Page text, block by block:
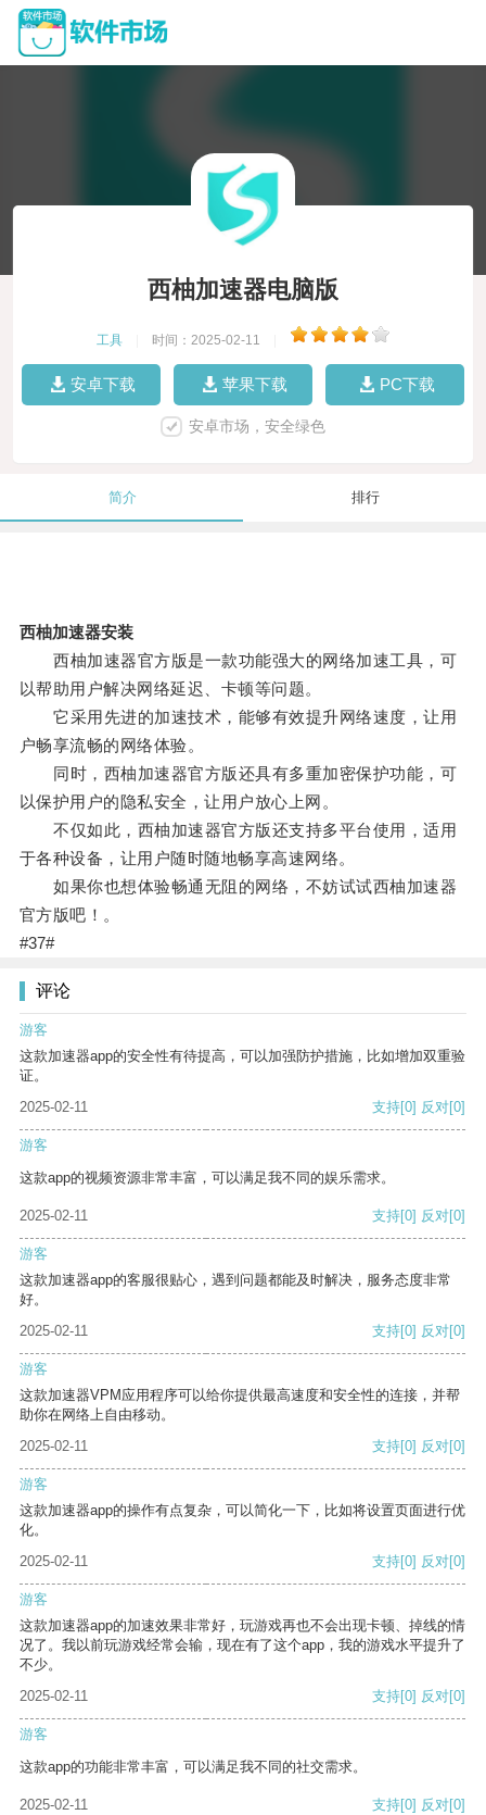
西柚加速器电脑版
工具 时间：2025-02-11
安卓下载 苹果下载 PC下载
安卓市场，安全绿色
简介 排行
西柚加速器安装
西柚加速器官方版是一款功能强大的网络加速工具，可
以帮助用户解决网络延迟、卡顿等问题。
它采用先进的加速技术，能够有效提升网络速度，让用
户畅享流畅的网络体验。
同时，西柚加速器官方版还具有多重加密保护功能，可
以保护用户的隐私安全，让用户放心上网。
不仅如此，西柚加速器官方版还支持多平台使用，适用
于各种设备，让用户随时随地畅享高速网络。
如果你也想体验畅通无阻的网络，不妨试试西柚加速器
官方版吧！。
#37#
评论
游客
这款加速器app的安全性有待提高，可以加强防护措施，比如增加双重验
证。
2025-02-11
支持[0] 反对[0]
游客
这款app的视频资源非常丰富，可以满足我不同的娱乐需求。
2025-02-11 支持[0] 反对[0]
游客
这款加速器app的客服很贴心，遇到问题都能及时解决，服务态度非常
好。
2025-02-11
支持[0] 反对[0]
游客
这款加速器VPM应用程序可以给你提供最高速度和安全性的连接，并帮
助你在网络上自由移动。
2025-02-11
支持[0] 反对[0]
游客
这款加速器app的操作有点复杂，可以简化一下，比如将设置页面进行优
化。
2025-02-11
支持[0] 反对[0]
游客
这款加速器app的加速效果非常好，玩游戏再也不会出现卡顿、掉线的情
况了。我以前玩游戏经常会输，现在有了这个app，我的游戏水平提升了
不少。
2025-02-11
支持[0] 反对[0]
游客
这款app的功能非常丰富，可以满足我不同的社交需求。
2025-02-11 支持[0] 反对[0]